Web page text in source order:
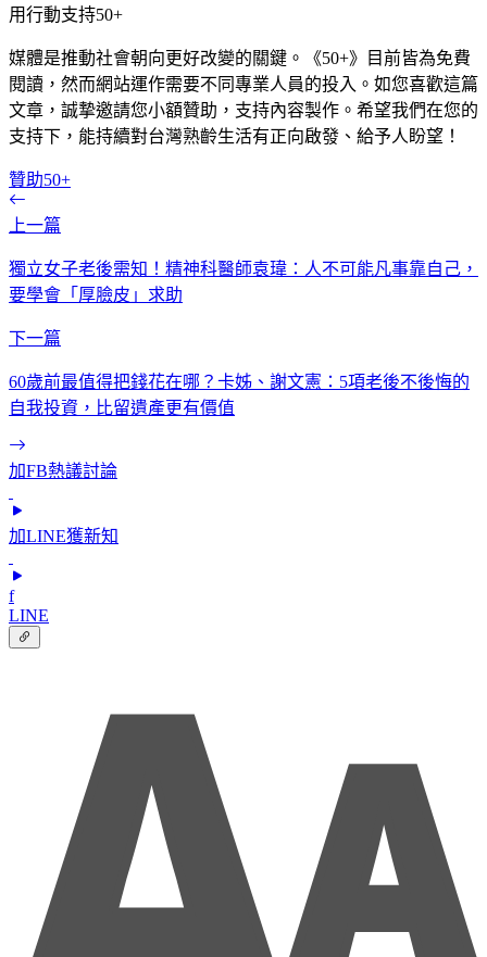
用行動支持50+
媒體是推動社會朝向更好改變的關鍵。《50+》目前皆為免費
閱讀，然而網站運作需要不同專業人員的投入。如您喜歡這篇
文章，誠摯邀請您小額贊助，支持內容製作。希望我們在您的
支持下，能持續對台灣熟齡生活有正向啟發、給予人盼望！
贊助50+
上一篇
獨立女子老後需知！精神科醫師袁瑋：人不可能凡事靠自己，
要學會「厚臉皮」求助
下一篇
60歲前最值得把錢花在哪？卡姊、謝文憲：5項老後不後悔的
自我投資，比留遺產更有價值
加FB熱議討論
加LINE獲新知
f
LINE